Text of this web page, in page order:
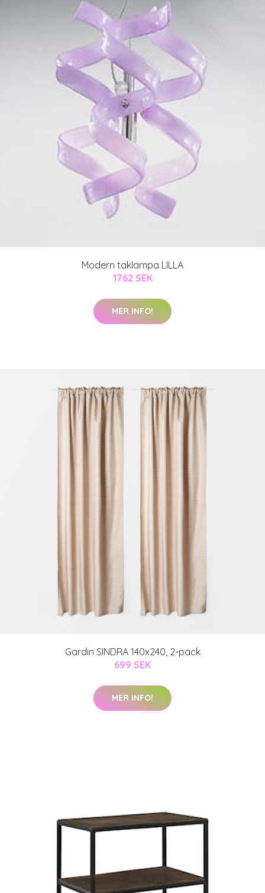
Modern taklampa LILLA
1762 SEK
MER INFO!
Gardin SINDRA 140x240, 2-pack
699 SEK
MER INFO!